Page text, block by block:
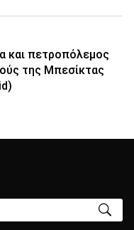
και πετροπόλεμος
της Μπεσίκτας